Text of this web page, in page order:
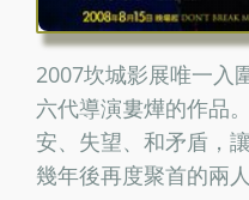
2007坎城影展唯一入
六代導演婁燁的作品
安、失望、和矛盾，
幾年後再度聚首的兩